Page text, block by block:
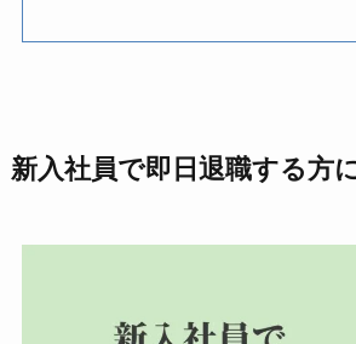
新入社員で即日退職する方